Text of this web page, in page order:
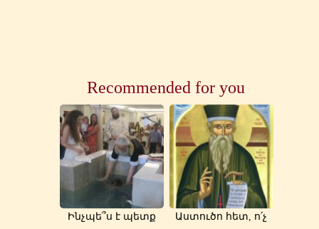
Recommended for you
Ինչպե՞ս է պետք
Աստուծո հետ, ո՛չ